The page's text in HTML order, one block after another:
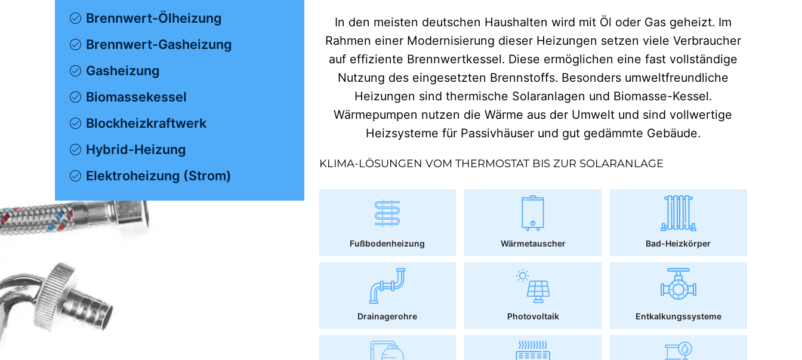
Brennwert-Ölheizung
Brennwert-Gasheizung
Gasheizung
Biomassekessel
Blockheizkraftwerk
Hybrid-Heizung
Elektroheizung (Strom)
In den meisten deutschen Haushalten wird mit Öl oder Gas geheizt. Im
Rahmen einer Modernisierung dieser Heizungen setzen viele Verbraucher
auf effiziente Brennwertkessel. Diese ermöglichen eine fast vollständige
Nutzung des eingesetzten Brennstoffs. Besonders umweltfreundliche
Heizungen sind thermische Solaranlagen und Biomasse-Kessel.
Wärmepumpen nutzen die Wärme aus der Umwelt und sind vollwertige
Heizsysteme für Passivhäuser und gut gedämmte Gebäude.
KLIMA-LÖSUNGEN VOM THERMOSTAT BIS ZUR SOLARANLAGE
Fußbodenheizung Wärmetauscher Bad-Heizkörper
Drainagerohre Photovoltaik Entkalkungssysteme